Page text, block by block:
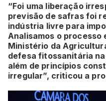
“Foi uma liberação
previsão de safras foi
indústria livre para
Analisamos o processo
Ministério da
defesa fitossanitária
além de princípios
irregular”, criticou a